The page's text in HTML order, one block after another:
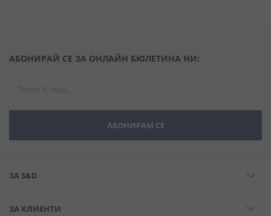
АБОНИРАЙ СЕ ЗА ОНЛАЙН БЮЛЕТИНА НИ:
АБОНИРАМ СЕ
ЗА S&D
ЗА КЛИЕНТИ